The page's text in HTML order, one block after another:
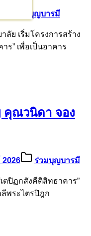
ร่วมบุญบารมี
ลัย เริ่มโครงการสร้าง
ร” เพื่อเป็นอาคาร
ณวนิดา จอง
ร่วมบุญบารมี
ตปิฏกสังคีติสิทธาคาร”
ลีพระไตรปิฎก